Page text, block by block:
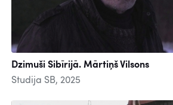
Dzimuši Sibīrijā. Mārtiņš Vilsons
Studija SB, 2025